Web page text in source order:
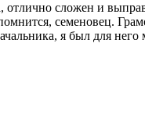
отлично сложен и
семеновец.
я был для